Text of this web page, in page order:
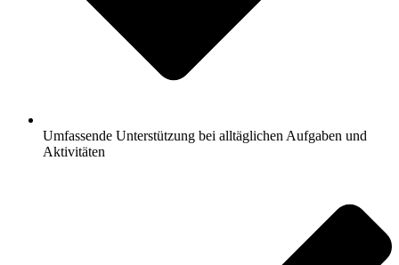
Umfassende Unterstützung bei alltäglichen Aufgaben und
Aktivitäten